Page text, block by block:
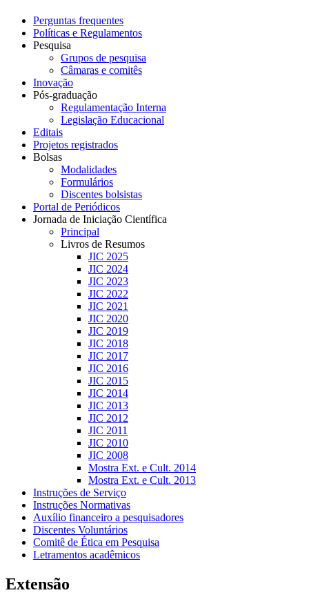
Perguntas frequentes
Políticas e Regulamentos
Pesquisa
Grupos de pesquisa
Câmaras e comitês
Inovação
Pós-graduação
Regulamentação Interna
Legislação Educacional
Editais
Projetos registrados
Bolsas
Modalidades
Formulários
Discentes bolsistas
Portal de Periódicos
Jornada de Iniciação Científica
Principal
Livros de Resumos
JIC 2025
JIC 2024
JIC 2023
JIC 2022
JIC 2021
JIC 2020
JIC 2019
JIC 2018
JIC 2017
JIC 2016
JIC 2015
JIC 2014
JIC 2013
JIC 2012
JIC 2011
JIC 2010
JIC 2008
Mostra Ext. e Cult. 2014
Mostra Ext. e Cult. 2013
Instruções de Serviço
Instruções Normativas
Auxílio financeiro a pesquisadores
Discentes Voluntários
Comitê de Ética em Pesquisa
Letramentos acadêmicos
Extensão